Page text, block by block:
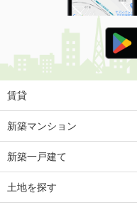
賃貸
新築マンション
新築一戸建て
土地を探す